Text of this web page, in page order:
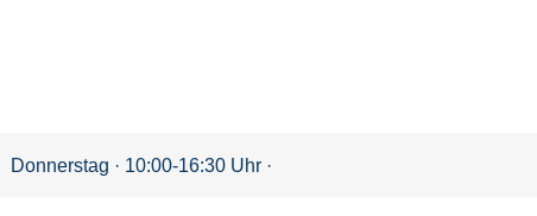
Donnerstag · 10:00-16:30 Uhr ·